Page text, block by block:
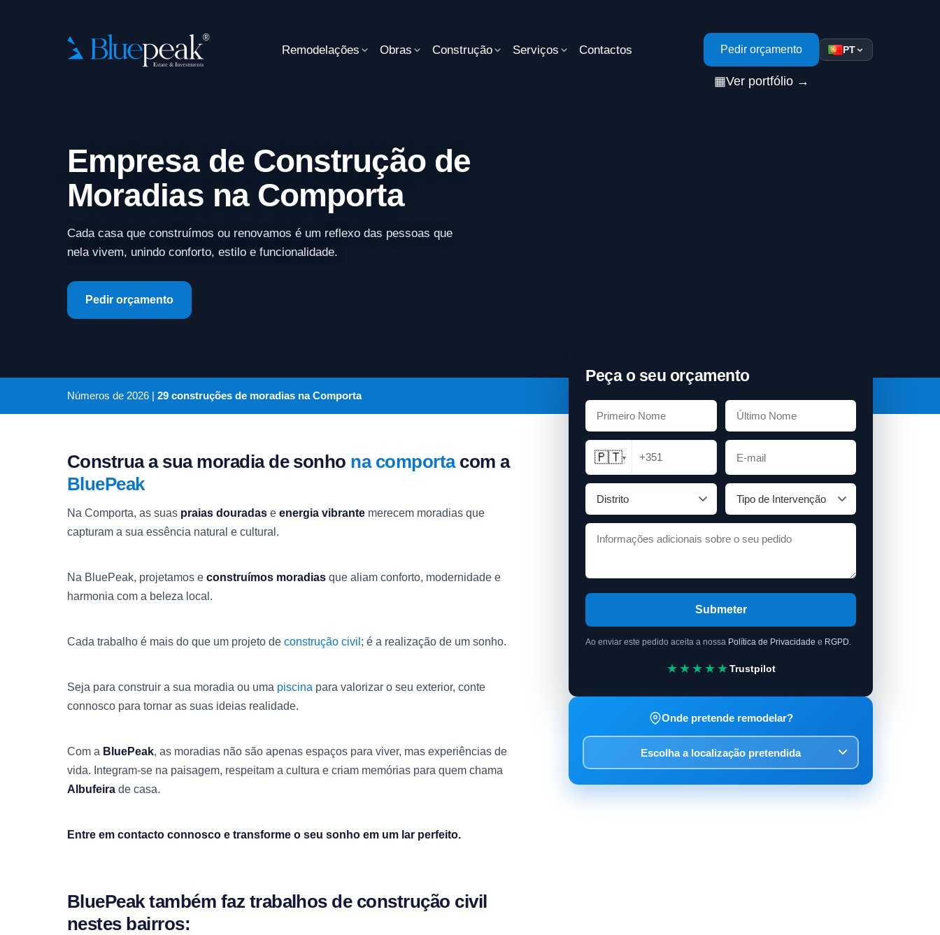
Remodelações Obras Construção Serviços Contactos Pedir orçamento
▦Ver portfólio →
PT
Empresa de Construção de
Moradias na Comporta
Cada casa que construímos ou renovamos é um reflexo das pessoas que
nela vivem, unindo conforto, estilo e funcionalidade.
Pedir orçamento
Números de 2026 | 29 construções de moradias na Comporta
Construa a sua moradia de sonho na comportacom a
BluePeak
Na Comporta, as suas praias douradas e energia vibrante merecem moradias que
capturam a sua essência natural e cultural.
Na BluePeak, projetamos e construímos moradias que aliam conforto, modernidade e
harmonia com a beleza local.
Cada trabalho é mais do que um projeto de construção civil ; é a realização de um sonho.
Seja para construir a sua moradia ou uma piscina para valorizar o seu exterior, conte
connosco para tornar as suas ideias realidade.
Com a BluePeak, as moradias não são apenas espaços para viver, mas experiências de
vida. Integram-se na paisagem, respeitam a cultura e criam memórias para quem chama
Albufeira de casa.
Entre em contacto connosco e transforme o seu sonho em um lar perfeito.
BluePeak também faz trabalhos de construção civil
nestes bairros:
Peça o seu orçamento
🇵🇹▾ +351
Submeter
Ao enviar este pedido aceita a nossa Política de Privacidade e RGPD
★★★★★Trustpilot
Onde pretende remodelar?